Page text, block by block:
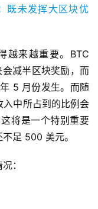
越来越重要。BTC
会减半区块奖励，而
5 月份发生。而随
中所占到的比例会
将是一个特别重要
足 500 美元。
：